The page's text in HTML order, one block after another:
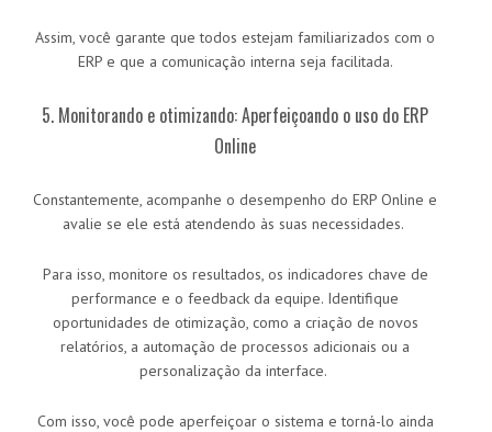
Assim, você garante que todos estejam familiarizados com o
ERP e que a comunicação interna seja facilitada.
5. Monitorando e otimizando: Aperfeiçoando o uso do ERP
Online
Constantemente, acompanhe o desempenho do ERP Online e
avalie se ele está atendendo às suas necessidades.
Para isso, monitore os resultados, os indicadores chave de
performance e o feedback da equipe. Identifique
oportunidades de otimização, como a criação de novos
relatórios, a automação de processos adicionais ou a
personalização da interface.
Com isso, você pode aperfeiçoar o sistema e torná-lo ainda